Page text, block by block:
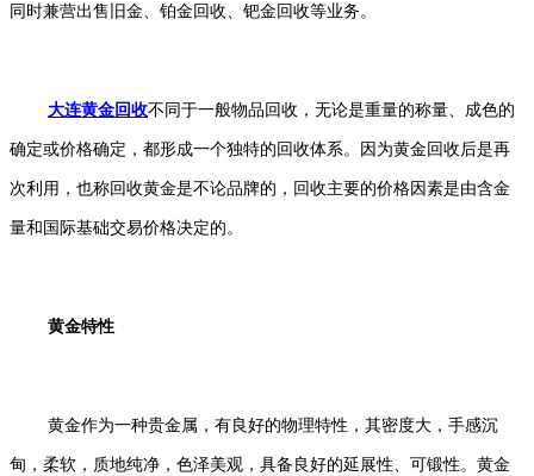
同时兼营出售旧金、铂金回收、钯金回收等业务。
大连黄金回收不同于一般物品回收，无论是重量的称量、成色的
确定或价格确定，都形成一个独特的回收体系。因为黄金回收后是再
次利用，也称回收黄金是不论品牌的，回收主要的价格因素是由含金
量和国际基础交易价格决定的。
黄金特性
黄金作为一种贵金属，有良好的物理特性，其密度大，手感沉
甸，柔软，质地纯净，色泽美观，具备良好的延展性、可锻性。黄金